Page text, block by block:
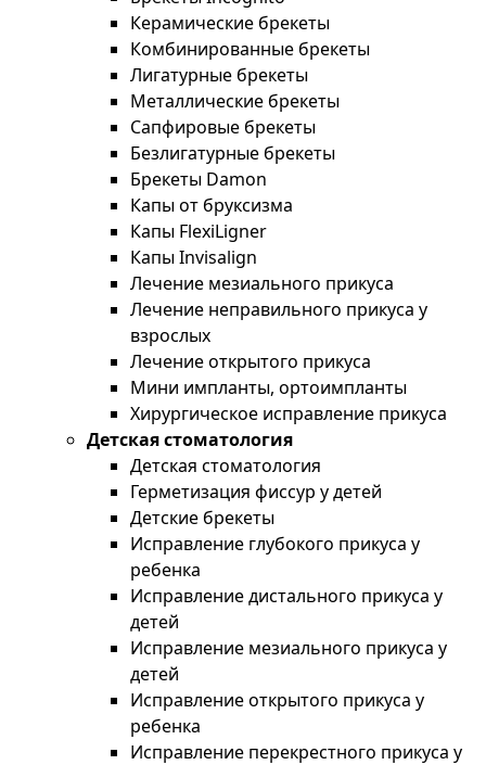
Керамические брекеты
Комбинированные брекеты
Лигатурные брекеты
Металлические брекеты
Сапфировые брекеты
Безлигатурные брекеты
Брекеты Damon
Капы от бруксизма
Капы FlexiLigner
Капы Invisalign
Лечение мезиального прикуса
Лечение неправильного прикуса у
взрослых
Лечение открытого прикуса
Мини импланты, ортоимпланты
Хирургическое исправление прикуса
Детская стоматология
Детская стоматология
Герметизация фиссур у детей
Детские брекеты
Исправление глубокого прикуса у
ребенка
Исправление дистального прикуса у
детей
Исправление мезиального прикуса у
детей
Исправление открытого прикуса у
ребенка
Исправление перекрестного прикуса у